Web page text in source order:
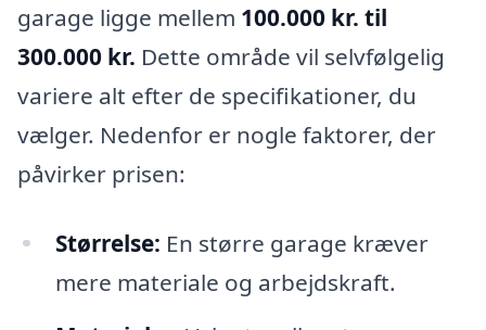
garage ligge mellem 100.000 kr. til
300.000 kr. Dette område vil selvfølgelig
variere alt efter de specifikationer, du
vælger. Nedenfor er nogle faktorer, der
påvirker prisen:
Størrelse: En større garage kræver
mere materiale og arbejdskraft.